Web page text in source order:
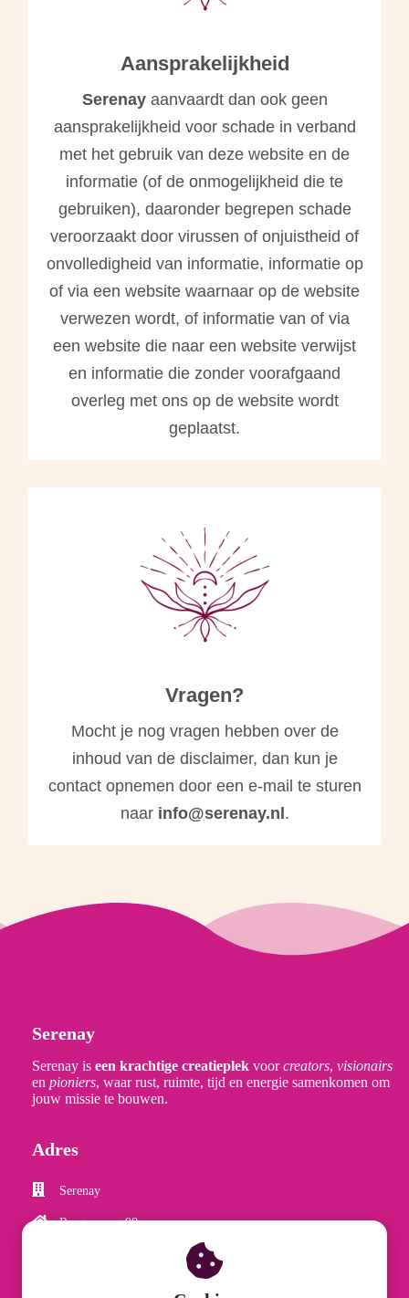
Aansprakelijkheid
Serenayaanvaardt dan ook geen
aansprakelijkheid voor schade in verband
met het gebruik van deze website en de
informatie (of de onmogelijkheid die te
gebruiken), daaronder begrepen schade
veroorzaakt door virussen of onjuistheid of
onvolledigheid van informatie, informatie op
of via een website waarnaar op de website
verwezen wordt, of informatie van of via
een website die naar een website verwijst
en informatie die zonder voorafgaand
overleg met ons op de website wordt
geplaatst.
Vragen?
Mocht je nog vragen hebben over de
inhoud van de disclaimer, dan kun je
contact opnemen door een e-mail te sturen
naar info@serenay.nl .
Serenay
Serenay is een krachtige creatieplek voorcreators, visionairs
en pioniers, waar rust, ruimte, tijd en energie samenkomen om
jouw missie te bouwen.
Adres
Serenay
Rengersweg 98